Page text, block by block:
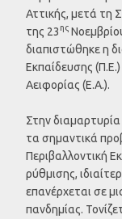
Αττικής, μετά τη
της 23 ης
διαπιστώθηκε η
Εκπαίδευσης
Αειφορίας (Ε.Α.).
Στην
τα σημαντικά
Περιβαλλοντική
ρύθμισης,
επανέρχεται σε
πανδημίας.